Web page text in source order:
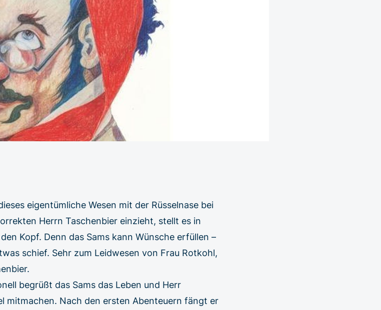
eigentümliche Wesen mit der Rüsselnase bei
Herrn Taschenbier einzieht, stellt es in
Kopf. Denn das Sams kann Wünsche erfüllen –
schief. Sehr zum Leidwesen von Frau Rotkohl,
begrüßt das Sams das Leben und Herr
mitmachen. Nach den ersten Abenteuern fängt er